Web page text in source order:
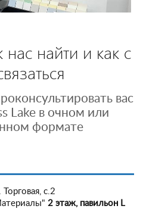
найти и как с
вас
Lake в очном или
формате
с.2
2 этаж, павильон L